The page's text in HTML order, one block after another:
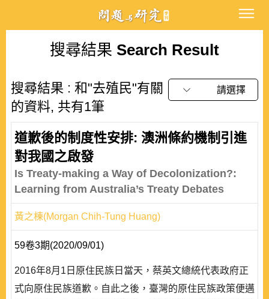
搜尋結果 Search Result
搜尋結果 : 和"去殖民"有關
的資料, 共有1筆
請選擇
道歉後的制度性安排: 澳洲條約機制引進
對我國之啟發
Is Treaty-making a Way of Decolonization?:
Learning from Australia’s Treaty Debates
黃之棟(Morgan Chih-Tung Huang)
59卷3期(2020/09/01)
2016年8月1日原住民族日當天，蔡英文總統代表政府正
式向原住民族道歉。自此之後，臺灣的原住民族政策便邁